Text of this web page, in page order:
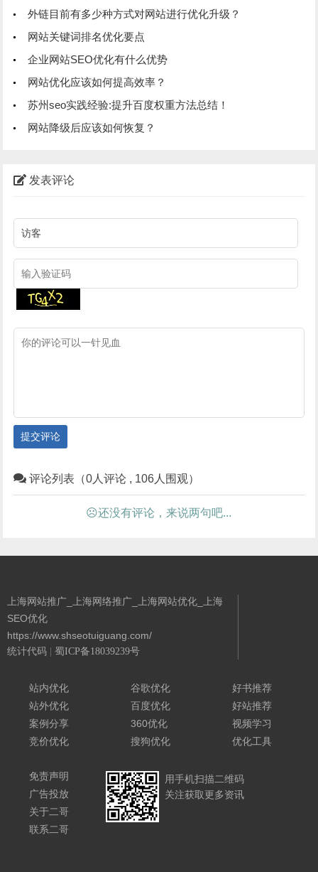
外链目前有多少种方式对网站进行优化升级？
网站关键词排名优化要点
企业网站SEO优化有什么优势
网站优化应该如何提高效率？
苏州seo实践经验:提升百度权重方法总结！
网站降级后应该如何恢复？
发表评论
提交评论
评论列表（0人评论 , 106人围观）
☹还没有评论，来说两句吧...
上海网站推广_上海网络推广_上海网站优化_上海
SEO优化
https://www.shseotuiguang.com/
统计代码 蜀ICP备18039239号
站内优化
站外优化
案例分享
竞价优化
谷歌优化
百度优化
360优化
搜狗优化
好书推荐
好站推荐
视频学习
优化工具
免责声明
广告投放
关于二哥
联系二哥
用手机扫描二维码
关注获取更多资讯